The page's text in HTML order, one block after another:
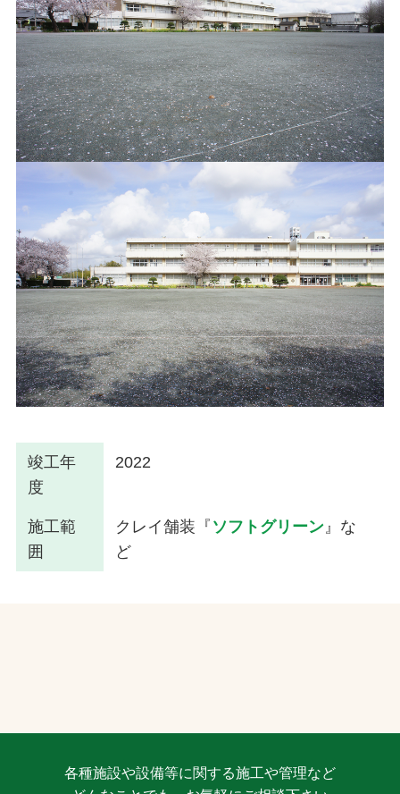
竣工年
度
2022
施工範
囲
クレイ舗装『 ソフトグリーン』な
ど
各種施設や設備等に関する施工や管理など